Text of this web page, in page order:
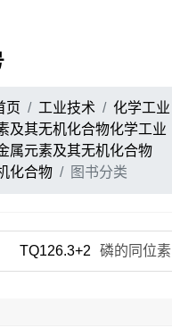
页 工业技术
化学工业
及其无机化合物化学工业
属元素及其无机化合物
化合物
图书分类
TQ126.3+2 磷的同位素